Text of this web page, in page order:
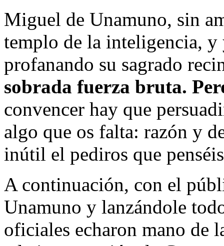
Miguel de Unamuno, sin
templo de la inteligencia, y
profanando su sagrado
sobrada fuerza bruta.
convencer hay que
algo que os falta: razón y
inútil el pediros que
A continuación, con el
Unamuno y lanzándole
oficiales echaron mano de